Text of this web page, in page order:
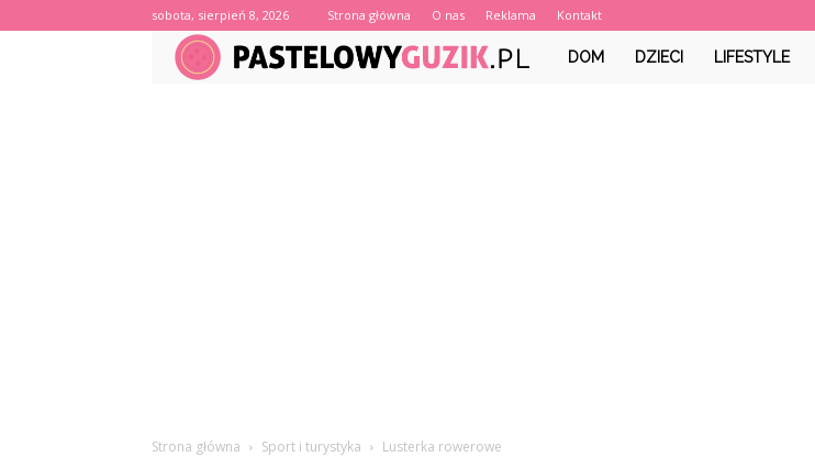
sobota, sierpień 8, 2026 Strona główna O nas Reklama Kontakt
PastelowyGuzik.pl
DOM DZIECI LIFESTYLE
Strona główna Sport i turystyka Lusterka rowerowe